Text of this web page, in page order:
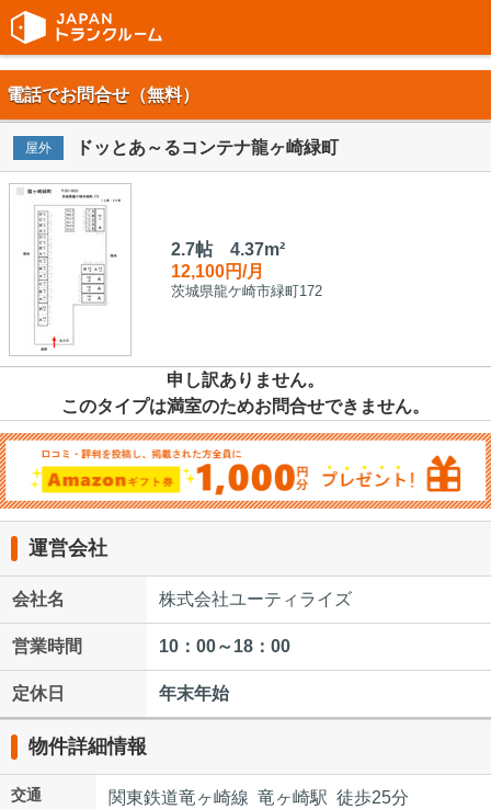
電話でお問合せ（無料）
屋外 ドッとあ～るコンテナ龍ヶ崎緑町
2.7帖 4.37m²
12,100円/月
茨城県龍ケ崎市緑町172
申し訳ありません。
このタイプは満室のためお問合せできません。
運営会社
会社名 株式会社ユーティライズ
営業時間 10：00～18：00
定休日 年末年始
物件詳細情報
交通
関東鉄道竜ヶ崎線 竜ヶ崎駅 徒歩25分